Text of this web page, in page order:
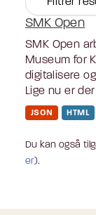
SMK Open
SMK Open
Museum for
digitalisere
Lige nu er der
JSON HTML
Du kan også
er).